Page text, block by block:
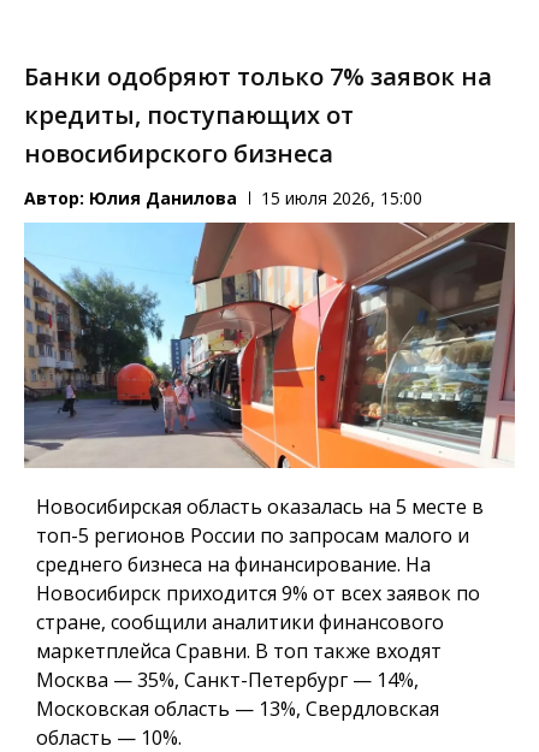
Банки одобряют только 7% заявок на
кредиты, поступающих от
новосибирского бизнеса
Автор: Юлия Данилова 15 июля 2026, 15:00
Новосибирская область оказалась на 5 месте в
топ-5 регионов России по запросам малого и
среднего бизнеса на финансирование. На
Новосибирск приходится 9% от всех заявок по
стране, сообщили аналитики финансового
маркетплейса Сравни. В топ также входят
Москва — 35%, Санкт-Петербург — 14%,
Московская область — 13%, Свердловская
область — 10%.